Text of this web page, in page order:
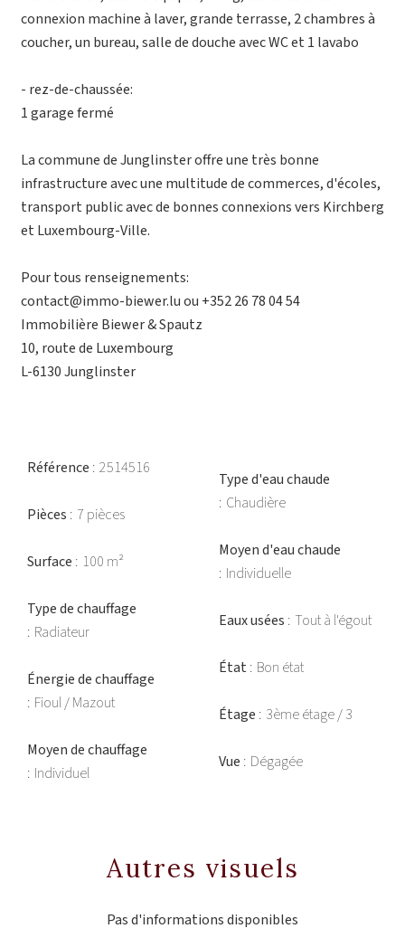
connexion machine à laver, grande terrasse, 2 chambres à
coucher, un bureau, salle de douche avec WC et 1 lavabo
- rez-de-chaussée:
1 garage fermé
La commune de Junglinster offre une très bonne
infrastructure avec une multitude de commerces, d'écoles,
transport public avec de bonnes connexions vers Kirchberg
et Luxembourg-Ville.
Pour tous renseignements:
contact@immo-biewer.lu ou +352 26 78 04 54
Immobilière Biewer & Spautz
10, route de Luxembourg
L-6130 Junglinster
Référence 2514516
Pièces 7 pièces
Surface 100 m²
Type de chauffage
Radiateur
Énergie de chauffage
Fioul / Mazout
Moyen de chauffage
Individuel
Type d'eau chaude
Chaudière
Moyen d'eau chaude
Individuelle
Eaux usées Tout à l'égout
État Bon état
Étage 3ème étage / 3
Vue Dégagée
Autres visuels
Pas d'informations disponibles